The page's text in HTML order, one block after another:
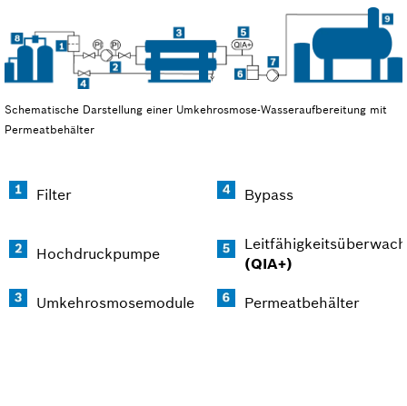
Schematische Darstellung einer Umkehrosmose-Wasseraufbereitung mit
Permeatbehälter
Filter Bypass
Hochdruckpumpe
(QIA+)
Umkehrosmosemodule Permeatbehälter